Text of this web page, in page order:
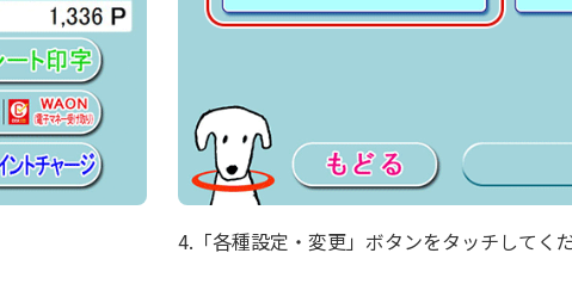
4.「各種設定・変更」ボタンをタッチしてく